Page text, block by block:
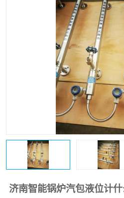
济南智能锅炉汽包液位计
智能锅炉水位计
流量仪表